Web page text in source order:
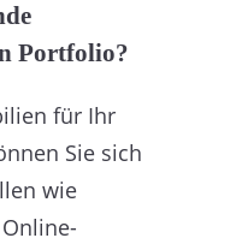
Portfolio?
für Ihr
Sie sich
wie